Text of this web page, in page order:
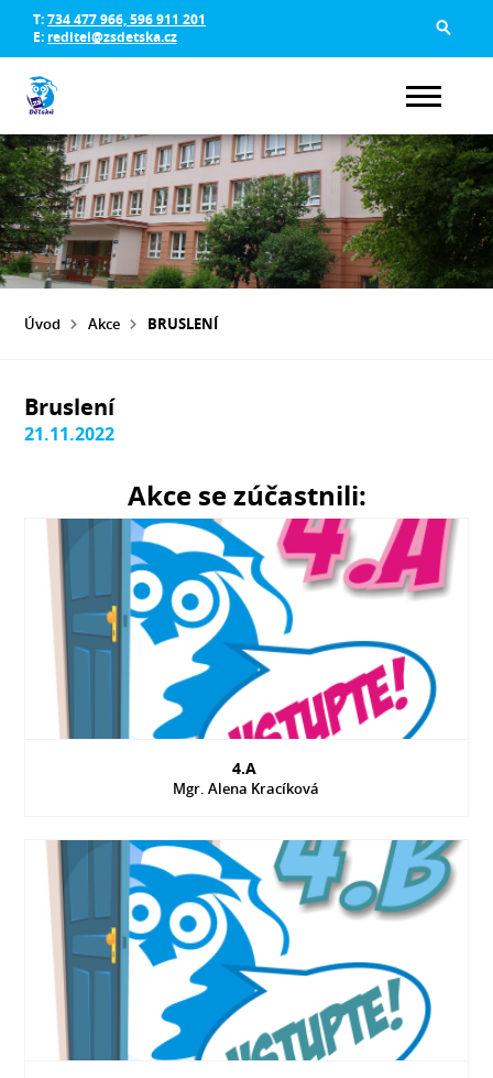
T:734 477 966, 596 911 201
E: reditel@zsdetska.cz
Úvod Akce BRUSLENÍ
Bruslení
21.11.2022
Akce se zúčastnili:
4.A
Mgr. Alena Kracíková